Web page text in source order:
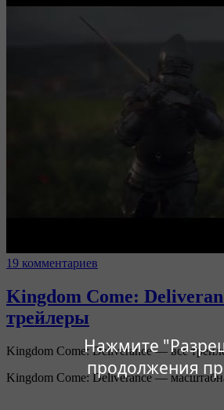
Нажмите
продолжения
19 комментариев
Kingdom Come:
трейлеры
Kingdom Come: Deliverance — все
Kingdom Come: Deliverance —